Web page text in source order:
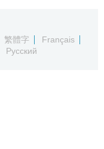
繁體字
Français
Русский